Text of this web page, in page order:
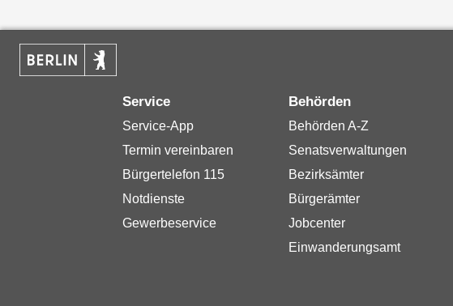
Service
Service-App
Termin vereinbaren
Bürgertelefon 115
Notdienste
Gewerbeservice
Behörden
Behörden A-Z
Senatsverwaltungen
Bezirksämter
Bürgerämter
Jobcenter
Einwanderungsamt